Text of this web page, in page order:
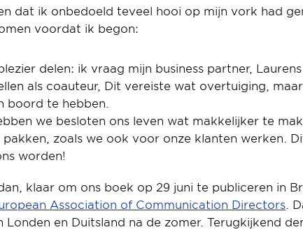
dat ik onbedoeld teveel hooi op mijn vork had
voordat ik begon:
delen: ik vraag mijn business partner,
als coauteur, Dit vereiste wat overtuiging,
boord te hebben.
we besloten ons leven wat makkelijker te
zoals we ook voor onze klanten werken.
worden!
Association of Communication Directors.
Londen en Duitsland na de zomer. Terugkijkend